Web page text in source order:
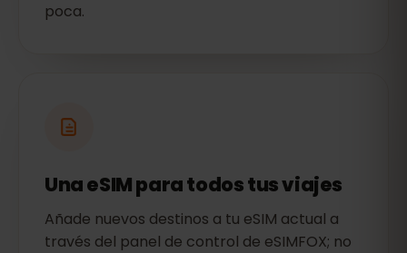
poca.
Una eSIM para todos tus viajes
Añade nuevos destinos a tu eSIM actual a
través del panel de control de eSIMFOX; no